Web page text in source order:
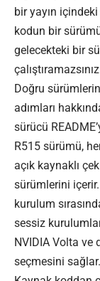
bir yayın
kodun bir
gelecekteki bir
Doğru
adımları
sürücü
R515 sürümü,
açık kaynaklı
sürümlerini
kurulum
sessiz
NVIDIA Volta ve
seçmesini sağlar.